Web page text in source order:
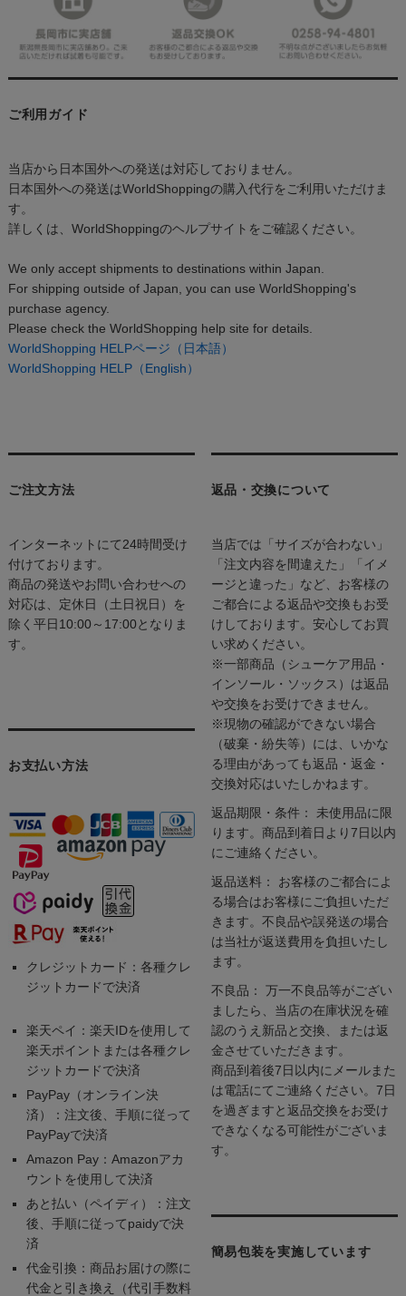
ご利用ガイド
当店から日本国外への発送は対応しておりません。
日本国外への発送はWorldShoppingの購入代行をご利用いただけま
す。
詳しくは、WorldShoppingのヘルプサイトをご確認ください。
We only accept shipments to destinations within Japan.
For shipping outside of Japan, you can use WorldShopping's
purchase agency.
Please check the WorldShopping help site for details.
WorldShopping HELPページ（日本語）
WorldShopping HELP（English）
ご注文方法
インターネットにて24時間受け
付けております。
商品の発送やお問い合わせへの
対応は、定休日（土日祝日）を
除く平日10:00～17:00となりま
す。
お支払い方法
クレジットカード：各種クレ
ジットカードで決済
楽天ペイ：楽天IDを使用して
楽天ポイントまたは各種クレ
ジットカードで決済
PayPay（オンライン決
済）：注文後、手順に従って
PayPayで決済
Amazon Pay：Amazonアカ
ウントを使用して決済
あと払い（ペイディ）：注文
後、手順に従ってpaidyで決
済
代金引換：商品お届けの際に
代金と引き換え（代引手数料
返品・交換について
当店では「サイズが合わない」
「注文内容を間違えた」「イメ
ージと違った」など、お客様の
ご都合による返品や交換もお受
けしております。安心してお買
い求めください。
※一部商品（シューケア用品・
インソール・ソックス）は返品
や交換をお受けできません。
※現物の確認ができない場合
（破棄・紛失等）には、いかな
る理由があっても返品・返金・
交換対応はいたしかねます。
返品期限・条件： 未使用品に限
ります。商品到着日より7日以内
にご連絡ください。
返品送料： お客様のご都合によ
る場合はお客様にご負担いただ
きます。不良品や誤発送の場合
は当社が返送費用を負担いたし
ます。
不良品： 万一不良品等がござい
ましたら、当店の在庫状況を確
認のうえ新品と交換、または返
金させていただきます。
商品到着後7日以内にメールまた
は電話にてご連絡ください。7日
を過ぎますと返品交換をお受け
できなくなる可能性がございま
す。
簡易包装を実施しています